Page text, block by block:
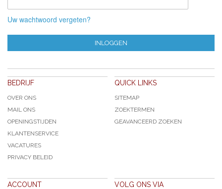
Uw wachtwoord vergeten?
INLOGGEN
BEDRIJF
OVER ONS
MAIL ONS
OPENINGSTIJDEN
KLANTENSERVICE
VACATURES
PRIVACY BELEID
QUICK LINKS
SITEMAP
ZOEKTERMEN
GEAVANCEERD ZOEKEN
ACCOUNT VOLG ONS VIA